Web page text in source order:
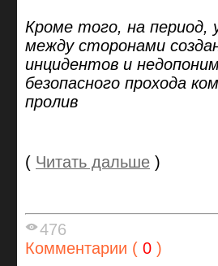
Кроме того, на период,
между сторонами
инцидентов и
безопасного прохода
пролив
( Читать дальше )
476
Комментарии ( 0 )